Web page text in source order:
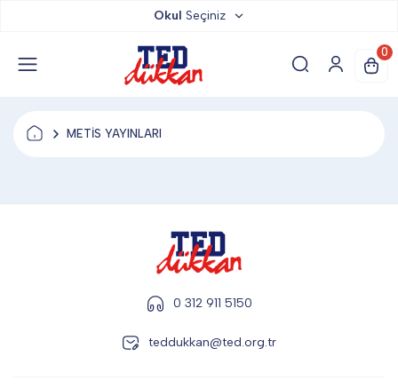
TED YAYINLARI
BLOKNOT & DEFTER
Okul Seçiniz
0
METİS YAYINLARI
0 312 911 5150
teddukkan@ted.org.tr